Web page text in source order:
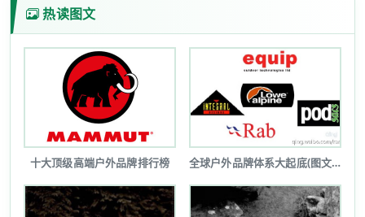
热读图文
十大顶级高端户外品牌排行榜 全球户外品牌体系大起底(图文详解)